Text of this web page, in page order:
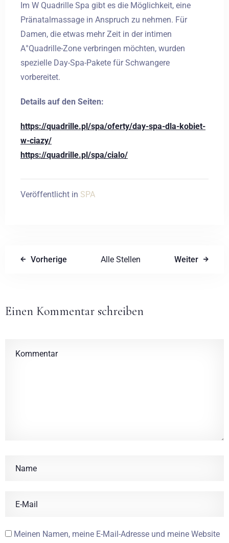
Im W Quadrille Spa gibt es die Möglichkeit, eine
Pränatalmassage in Anspruch zu nehmen. Für
Damen, die etwas mehr Zeit in der intimen
A°Quadrille-Zone verbringen möchten, wurden
spezielle Day-Spa-Pakete für Schwangere
vorbereitet.
Details auf den Seiten:
https://quadrille.pl/spa/oferty/day-spa-dla-kobiet-
w-ciazy/
https://quadrille.pl/spa/cialo/
Veröffentlicht in SPA
Vorherige Alle Stellen Weiter
Einen Kommentar schreiben
Meinen Namen, meine E-Mail-Adresse und meine Website